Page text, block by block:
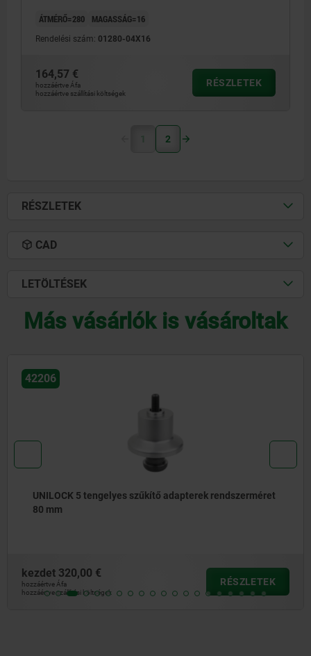
ÁTMÉRŐ=280 MAGASSÁG=16
Rendelési szám: 01280-04X16
164,57 €
hozzáértve Áfa
hozzáértve szállítási költségek
RÉSZLETEK
1 2
RÉSZLETEK
CAD
LETÖLTÉSEK
Más vásárlók is vásároltak
42206
UNILOCK 5 tengelyes szűkítő adapterek rendszerméret
80 mm
kezdet 320,00 €
hozzáértve Áfa
hozzáértve szállítási költségek
RÉSZLETEK